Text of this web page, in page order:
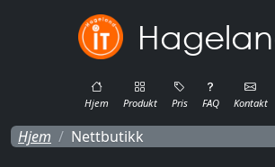
Hjem Produkt Pris FAQ Kontakt
Hjem Nettbutikk